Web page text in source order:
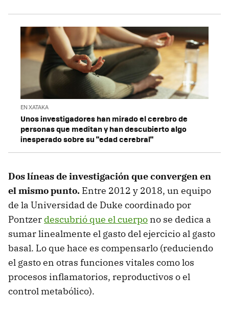
EN XATAKA
Unos investigadores han mirado el cerebro de
personas que meditan y han descubierto algo
inesperado sobre su "edad cerebral"
Dos líneas de investigación que convergen en
el mismo punto. Entre 2012 y 2018, un equipo
de la Universidad de Duke coordinado por
Pontzer descubrió que el cuerpo no se dedica a
sumar linealmente el gasto del ejercicio al gasto
basal. Lo que hace es compensarlo (reduciendo
el gasto en otras funciones vitales como los
procesos inflamatorios, reproductivos o el
control metabólico).